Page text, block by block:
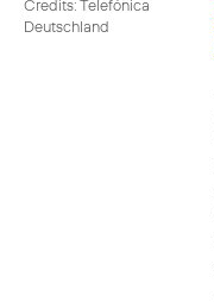
Credits: Telefónica
Deutschland